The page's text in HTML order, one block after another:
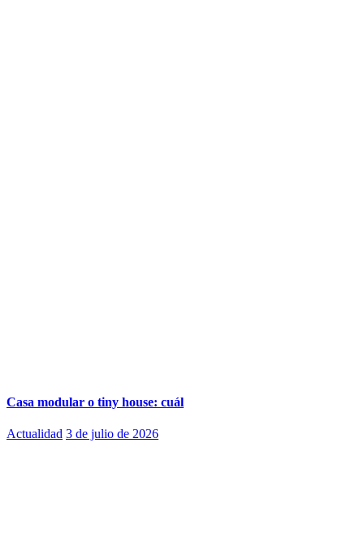
Casa modular o tiny house: cuál
Actualidad 3 de julio de 2026